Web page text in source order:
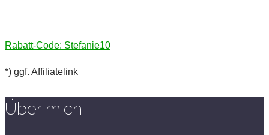
Rabatt-Code: Stefanie10
*) ggf. Affiliatelink
Über mich